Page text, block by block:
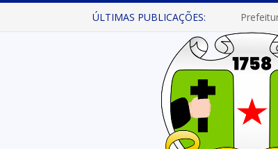
ÚLTIMAS PUBLICAÇÕES: